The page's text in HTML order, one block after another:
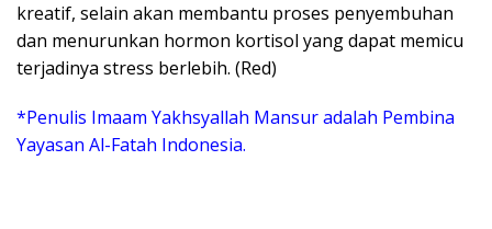
kreatif, selain akan membantu proses penyembuhan
dan menurunkan hormon kortisol yang dapat memicu
terjadinya stress berlebih. (Red)
*Penulis Imaam Yakhsyallah Mansur adalah Pembina
Yayasan Al-Fatah Indonesia.